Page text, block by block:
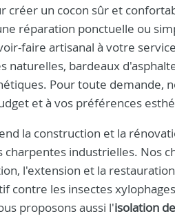
créer un cocon sûr et
réparation ponctuelle ou
faire artisanal à votre
naturelles, bardeaux
Pour toute demande,
et à vos préférences
la construction et la
charpentes industrielles. Nos
l'extension et la
contre les insectes
proposons aussi l'isolation